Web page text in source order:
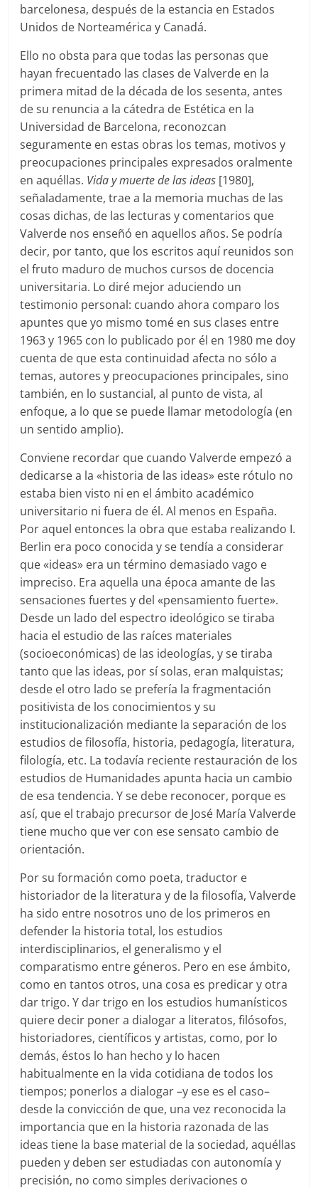
barcelonesa, después de la estancia en Estados
Unidos de Norteamérica y Canadá.
Ello no obsta para que todas las personas que
hayan frecuentado las clases de Valverde en la
primera mitad de la década de los sesenta, antes
de su renuncia a la cátedra de Estética en la
Universidad de Barcelona, reconozcan
seguramente en estas obras los temas, motivos y
preocupaciones principales expresados oralmente
en aquéllas. Vida y muerte de las ideas [1980],
señaladamente, trae a la memoria muchas de las
cosas dichas, de las lecturas y comentarios que
Valverde nos enseñó en aquellos años. Se podría
decir, por tanto, que los escritos aquí reunidos son
el fruto maduro de muchos cursos de docencia
universitaria. Lo diré mejor aduciendo un
testimonio personal: cuando ahora comparo los
apuntes que yo mismo tomé en sus clases entre
1963 y 1965 con lo publicado por él en 1980 me doy
cuenta de que esta continuidad afecta no sólo a
temas, autores y preocupaciones principales, sino
también, en lo sustancial, al punto de vista, al
enfoque, a lo que se puede llamar metodología (en
un sentido amplio).
Conviene recordar que cuando Valverde empezó a
dedicarse a la «historia de las ideas» este rótulo no
estaba bien visto ni en el ámbito académico
universitario ni fuera de él. Al menos en España.
Por aquel entonces la obra que estaba realizando I.
Berlin era poco conocida y se tendía a considerar
que «ideas» era un término demasiado vago e
impreciso. Era aquella una época amante de las
sensaciones fuertes y del «pensamiento fuerte».
Desde un lado del espectro ideológico se tiraba
hacia el estudio de las raíces materiales
(socioeconómicas) de las ideologías, y se tiraba
tanto que las ideas, por sí solas, eran malquistas;
desde el otro lado se prefería la fragmentación
positivista de los conocimientos y su
institucionalización mediante la separación de los
estudios de filosofía, historia, pedagogía, literatura,
filología, etc. La todavía reciente restauración de los
estudios de Humanidades apunta hacia un cambio
de esa tendencia. Y se debe reconocer, porque es
así, que el trabajo precursor de José María Valverde
tiene mucho que ver con ese sensato cambio de
orientación.
Por su formación como poeta, traductor e
historiador de la literatura y de la filosofía, Valverde
ha sido entre nosotros uno de los primeros en
defender la historia total, los estudios
interdisciplinarios, el generalismo y el
comparatismo entre géneros. Pero en ese ámbito,
como en tantos otros, una cosa es predicar y otra
dar trigo. Y dar trigo en los estudios humanísticos
quiere decir poner a dialogar a literatos, filósofos,
historiadores, científicos y artistas, como, por lo
demás, éstos lo han hecho y lo hacen
habitualmente en la vida cotidiana de todos los
tiempos; ponerlos a dialogar –y ese es el caso–
desde la convicción de que, una vez reconocida la
importancia que en la historia razonada de las
ideas tiene la base material de la sociedad, aquéllas
pueden y deben ser estudiadas con autonomía y
precisión, no como simples derivaciones o